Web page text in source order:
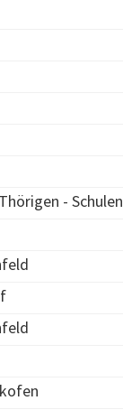
- Schulen